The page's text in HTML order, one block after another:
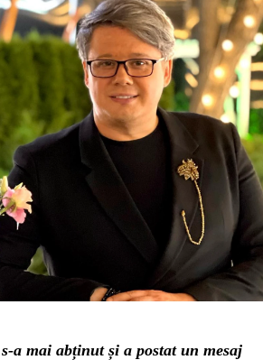
a mai abținut și a postat un mesaj